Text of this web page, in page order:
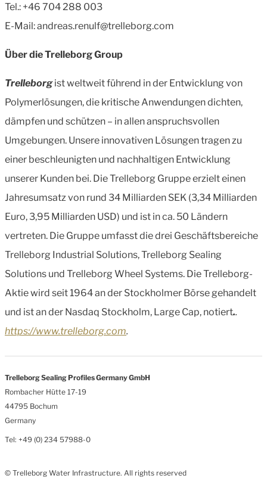
Tel.: +46 704 288 003
E-Mail: andreas.renulf@trelleborg.com
Über die Trelleborg Group
Trelleborgist weltweit führend in der Entwicklung von
Polymerlösungen, die kritische Anwendungen dichten,
dämpfen und schützen – in allen anspruchsvollen
Umgebungen. Unsere innovativen Lösungen tragen zu
einer beschleunigten und nachhaltigen Entwicklung
unserer Kunden bei. Die Trelleborg Gruppe erzielt einen
Jahresumsatz von rund 34 Milliarden SEK (3,34 Milliarden
Euro, 3,95 Milliarden USD) und ist in ca. 50 Ländern
vertreten. Die Gruppe umfasst die drei Geschäftsbereiche
Trelleborg Industrial Solutions, Trelleborg Sealing
Solutions und Trelleborg Wheel Systems. Die Trelleborg-
Aktie wird seit 1964 an der Stockholmer Börse gehandelt
und ist an der Nasdaq Stockholm, Large Cap, notiert..
https://www.trelleborg.com.
Trelleborg Sealing Profiles Germany GmbH
Rombacher Hütte 17-19
44795 Bochum
Germany
Tel: +49 (0) 234 57988-0
© Trelleborg Water Infrastructure. All rights reserved